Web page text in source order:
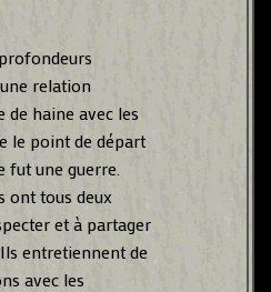
relation
de haine avec les
le point de départ
fut une guerre.
ont tous deux
et à partager
entretiennent de
avec les